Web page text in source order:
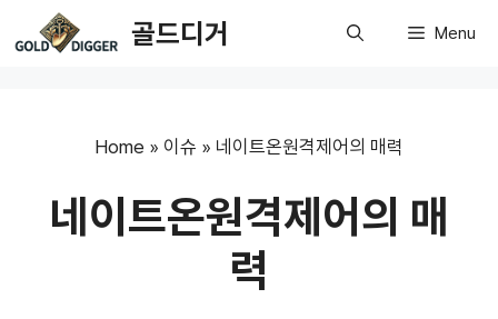
to
골드디거 Menu
Home » 이슈 » 네이트온원격제어의 매력
네이트온원격제어의 매
력